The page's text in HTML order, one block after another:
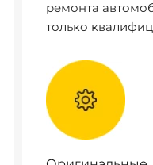
ремонта
только